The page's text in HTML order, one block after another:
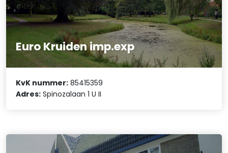
Euro Kruiden imp.exp
KvK nummer: 85415359
Adres: Spinozalaan 1 U II